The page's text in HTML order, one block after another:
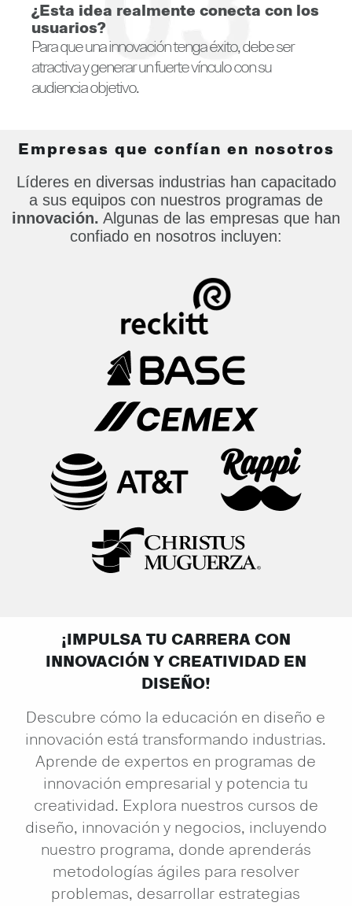
¿Esta idea realmente conecta con los
usuarios?
Para que una innovación tenga éxito, debe ser
atractiva y generar un fuerte vínculo con su
audiencia objetivo.
Empresas que confían en nosotros
Líderes en diversas industrias han capacitado
a sus equipos con nuestros programas de
innovación. Algunas de las empresas que han
confiado en nosotros incluyen:
¡IMPULSA TU CARRERA CON
INNOVACIÓN Y CREATIVIDAD EN
DISEÑO!
Descubre cómo la educación en diseño e
innovación está transformando industrias.
Aprende de expertos en programas de
innovación empresarial y potencia tu
creatividad. Explora nuestros cursos de
diseño, innovación y negocios, incluyendo
nuestro programa, donde aprenderás
metodologías ágiles para resolver
problemas, desarrollar estrategias